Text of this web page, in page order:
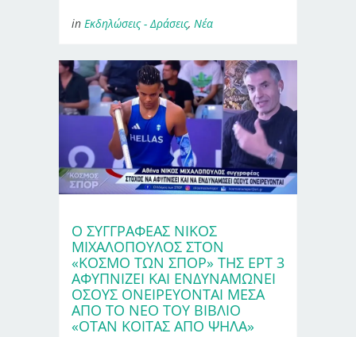
in Εκδηλώσεις - Δράσεις, Νέα
Ο ΣΥΓΓΡΑΦΈΑΣ ΝΊΚΟΣ
ΜΙΧΑΛΌΠΟΥΛΟΣ ΣΤΟΝ
«ΚΌΣΜΟ ΤΩΝ ΣΠΟΡ» ΤΗΣ ΕΡΤ 3
ΑΦΥΠΝΊΖΕΙ ΚΑΙ ΕΝΔΥΝΑΜΏΝΕΙ
ΌΣΟΥΣ ΟΝΕΙΡΕΎΟΝΤΑΙ ΜΈΣΑ
ΑΠΌ ΤΟ ΝΈΟ ΤΟΥ ΒΙΒΛΊΟ
«ΌΤΑΝ ΚΟΙΤΆΣ ΑΠΌ ΨΗΛΆ»